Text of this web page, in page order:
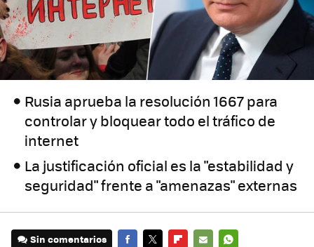
Rusia aprueba la resolución 1667 para
controlar y bloquear todo el tráfico de
internet
La justificación oficial es la "estabilidad y
seguridad" frente a "amenazas" externas
Sin comentarios